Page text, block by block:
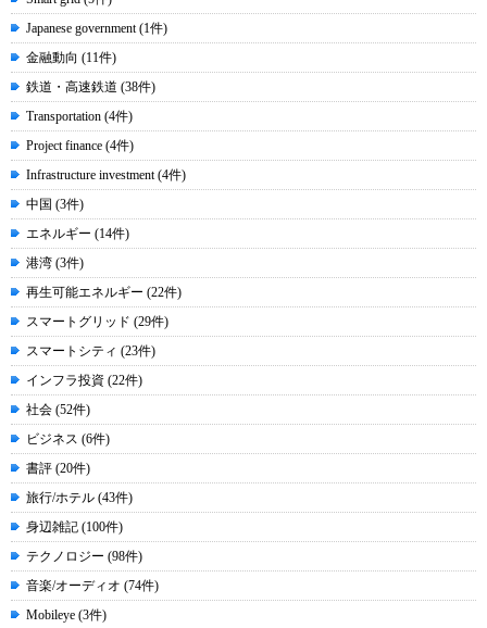
Japanese government (1件)
金融動向 (11件)
鉄道・高速鉄道 (38件)
Transportation (4件)
Project finance (4件)
Infrastructure investment (4件)
中国 (3件)
エネルギー (14件)
港湾 (3件)
再生可能エネルギー (22件)
スマートグリッド (29件)
スマートシティ (23件)
インフラ投資 (22件)
社会 (52件)
ビジネス (6件)
書評 (20件)
旅行/ホテル (43件)
身辺雑記 (100件)
テクノロジー (98件)
音楽/オーディオ (74件)
Mobileye (3件)